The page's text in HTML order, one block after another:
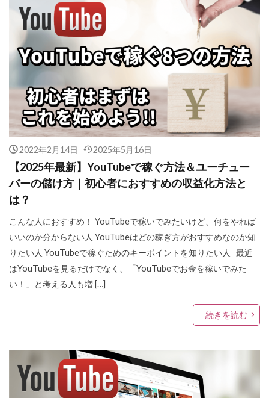
2022年2月14日 2025年5月16日
【2025年最新】YouTubeで稼ぐ方法＆ユーチュー
バーの儲け方｜初心者におすすめの収益化方法と
は？
こんな人におすすめ！ YouTubeで稼いでみたいけど、何をやれば
いいのか分からない人 YouTubeはどの稼ぎ方がおすすめなのか知
りたい人 YouTubeで稼ぐためのキーポイントを知りたい人 最近
はYouTubeを見るだけでなく、「YouTubeでお金を稼いでみた
い！」と考える人も増 […]
続きを読む